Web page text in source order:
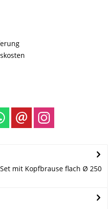
mit Kopfbrause flach Ø 250